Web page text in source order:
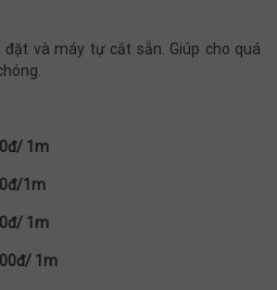
đặt và máy tự cắt sẵn. Giúp cho quá
1m
1m
1m
1m